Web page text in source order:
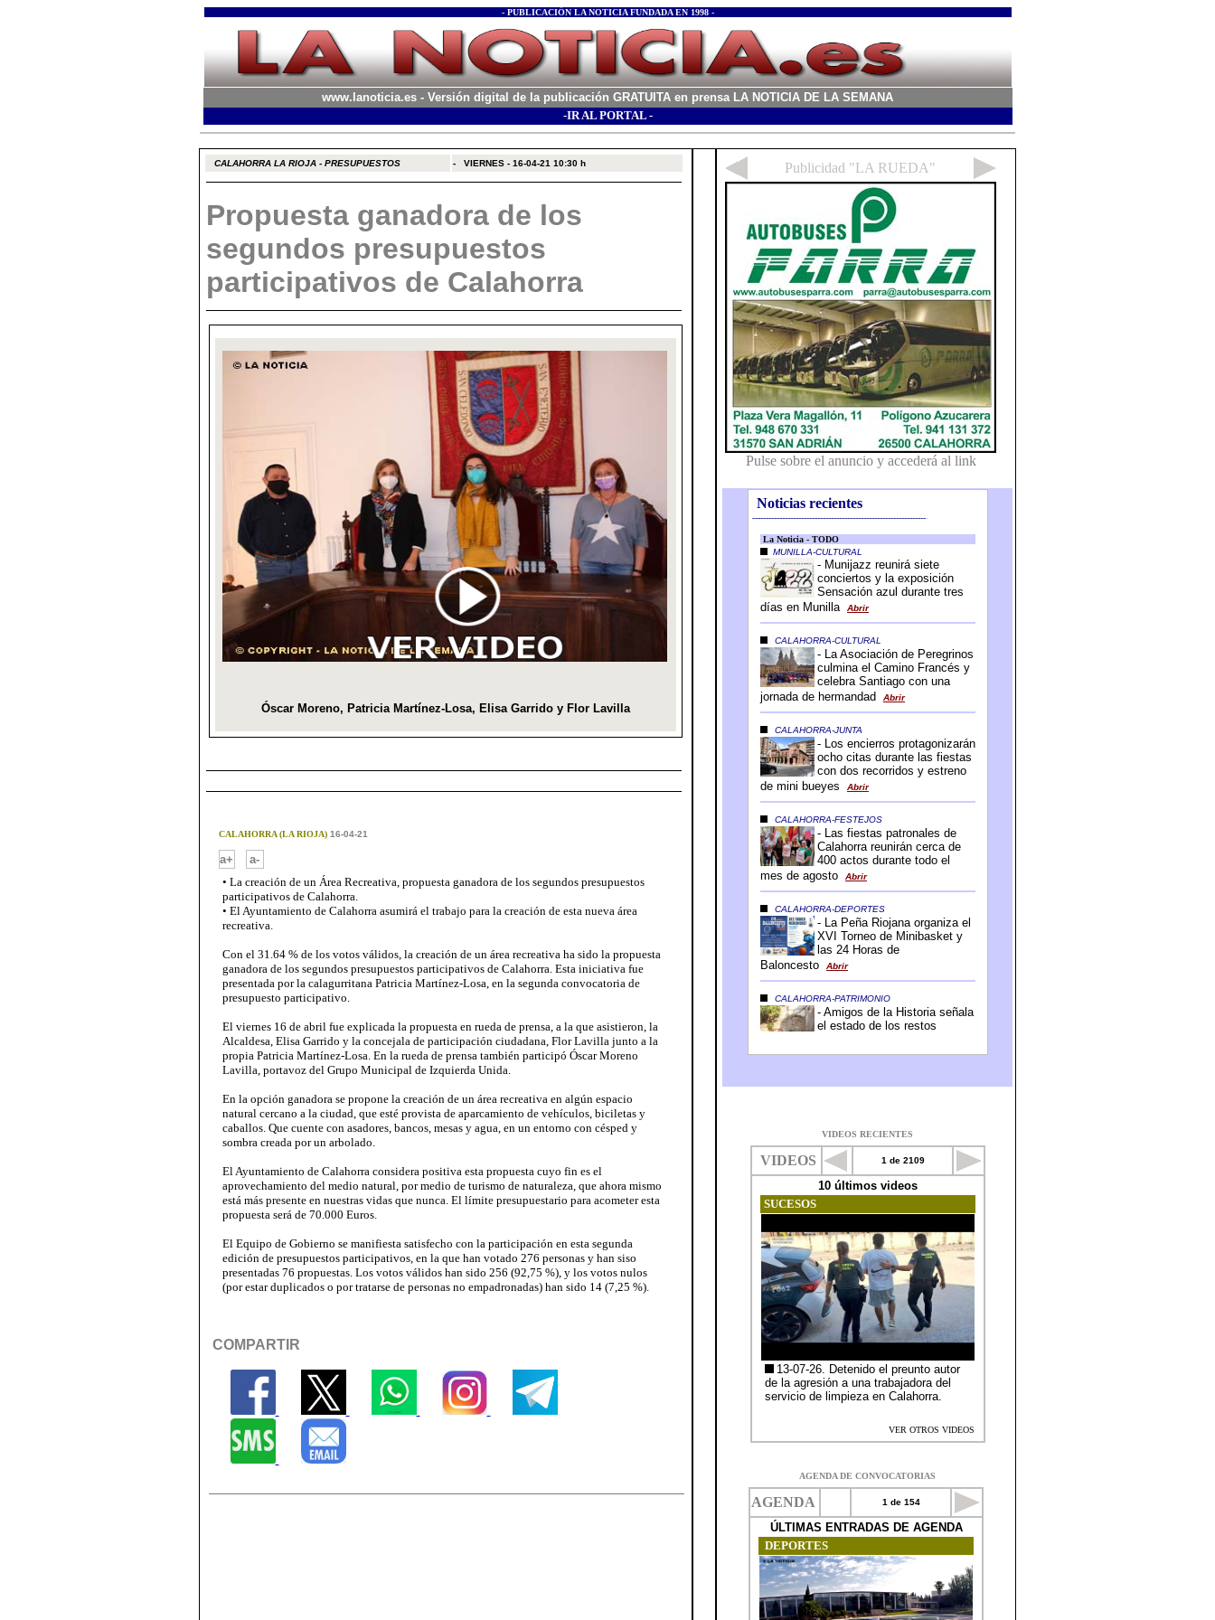
- PUBLICACIÓN LA NOTICIA FUNDADA EN 1998 -
www.lanoticia.es - Versión digital de la publicación GRATUITA en prensa LA NOTICIA DE LA SEMANA
-IR AL PORTAL -
CALAHORRA LA RIOJA - PRESUPUESTOS - VIERNES - 16-04-21 10:30 h
Propuesta ganadora de los
segundos presupuestos
participativos de Calahorra
CALAHORRA (LA RIOJA)16-04-21
a+
a-
• La creación de un Área Recreativa, propuesta ganadora de los segundos presupuestos
participativos de Calahorra.
• El Ayuntamiento de Calahorra asumirá el trabajo para la creación de esta nueva área
recreativa.
Con el 31.64 % de los votos válidos, la creación de un área recreativa ha sido la propuesta
ganadora de los segundos presupuestos participativos de Calahorra. Esta iniciativa fue
presentada por la calagurritana Patricia Martínez-Losa, en la segunda convocatoria de
presupuesto participativo.
El viernes 16 de abril fue explicada la propuesta en rueda de prensa, a la que asistieron, la
Alcaldesa, Elisa Garrido y la concejala de participación ciudadana, Flor Lavilla junto a la
propia Patricia Martínez-Losa. En la rueda de prensa también participó Óscar Moreno
Lavilla, portavoz del Grupo Municipal de Izquierda Unida.
En la opción ganadora se propone la creación de un área recreativa en algún espacio
natural cercano a la ciudad, que esté provista de aparcamiento de vehículos, biciletas y
caballos. Que cuente con asadores, bancos, mesas y agua, en un entorno con césped y
sombra creada por un arbolado.
El Ayuntamiento de Calahorra considera positiva esta propuesta cuyo fin es el
aprovechamiento del medio natural, por medio de turismo de naturaleza, que ahora mismo
está más presente en nuestras vidas que nunca. El límite presupuestario para acometer esta
propuesta será de 70.000 Euros.
El Equipo de Gobierno se manifiesta satisfecho con la participación en esta segunda
edición de presupuestos participativos, en la que han votado 276 personas y han siso
presentadas 76 propuestas. Los votos válidos han sido 256 (92,75 %), y los votos nulos
(por estar duplicados o por tratarse de personas no empadronadas) han sido 14 (7,25 %).
COMPARTIR
Noticias recientes
-----------------------------------------------------------------
VIDEOS RECIENTES
AGENDA DE CONVOCATORIAS